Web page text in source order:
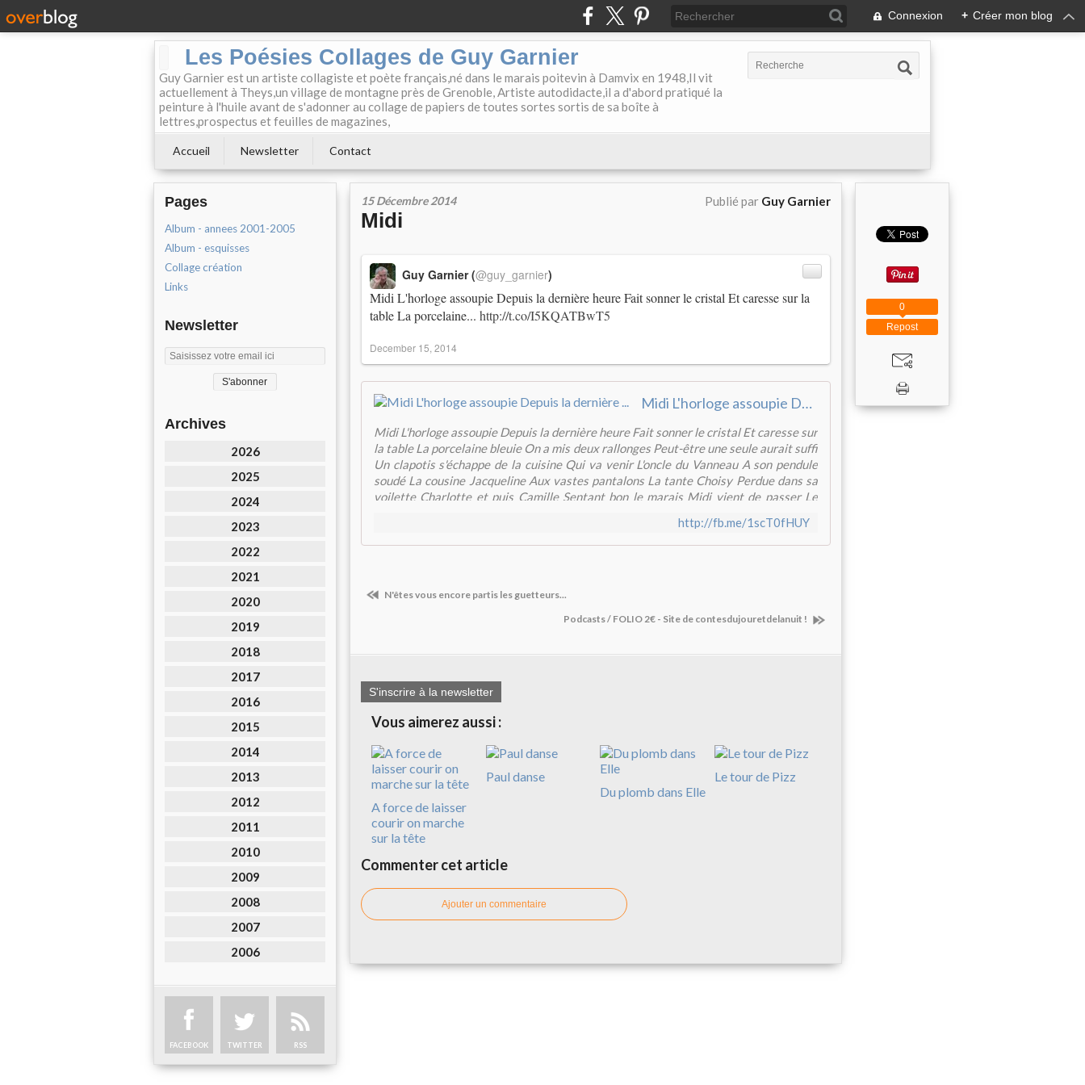
Connexion + Créer mon blog
Les Poésies Collages de Guy Garnier
Guy Garnier est un artiste collagiste et poète français,né dans le marais poitevin à Damvix en 1948,Il vit
actuellement à Theys,un village de montagne près de Grenoble, Artiste autodidacte,il a d'abord pratiqué la
peinture à l'huile avant de s'adonner au collage de papiers de toutes sortes sortis de sa boîte à
lettres,prospectus et feuilles de magazines,
Accueil Newsletter Contact
Pages
Album - annees 2001-2005
Album - esquisses
Collage création
Links
Newsletter
Archives
2026
2025
2024
2023
2022
2021
2020
2019
2018
2017
2016
2015
2014
2013
2012
2011
2010
2009
2008
2007
2006
FACEBOOK TWITTER RSS
15 Décembre 2014 Publié par Guy Garnier
Midi
Midi L'horloge assoupie Depuis la dernière heure Fait sonner le cristal Et caresse sur la
table La porcelaine... http://t.co/I5KQATBwT5
Guy Garnier (@guy_garnier)
December 15, 2014
Midi L'horloge assoupie Depuis la dernière ...
Midi L'horloge assoupie Depuis la dernière heure Fait sonner le cristal Et caresse sur
la table La porcelaine bleuie On a mis deux rallonges Peut-être une seule aurait suffi
Un clapotis s'échappe de la cuisine Qui va venir L'oncle du Vanneau A son pendule
soudé La cousine Jacqueline Aux vastes pantalons La tante Choisy Perdue dans sa
voilette Charlotte et puis Camille Sentant bon le marais Midi vient de passer Le
http://fb.me/1scT0fHUY
N'êtes vous encore partis les guetteurs...
Podcasts / FOLIO 2€ - Site de contesdujouretdelanuit !
S'inscrire à la newsletter
Vous aimerez aussi :
A force de laisser
courir on marche
sur la tête
Paul danse
Du plomb dans Elle
Le tour de Pizz
Commenter cet article
Ajouter un commentaire
Repost
0